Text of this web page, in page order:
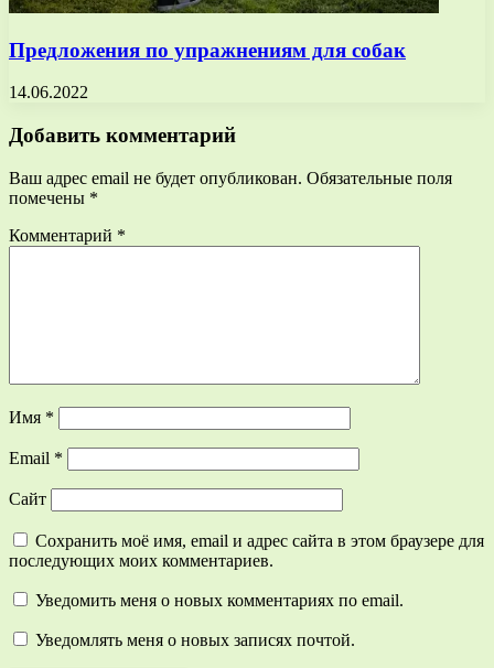
Предложения по упражнениям для собак
14.06.2022
Добавить комментарий
Ваш адрес email не будет опубликован. Обязательные поля
помечены *
Комментарий *
Имя *
Email *
Сайт
Сохранить моё имя, email и адрес сайта в этом браузере для
последующих моих комментариев.
Уведомить меня о новых комментариях по email.
Уведомлять меня о новых записях почтой.